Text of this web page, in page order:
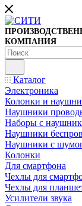
КОМПАНИЯ
Каталог
Электроника
Колонки и
Наушники
Наборы с
Наушники
Наушники с
Колонки
Для смартфона
Чехлы для
Чехлы для
Усилители звука